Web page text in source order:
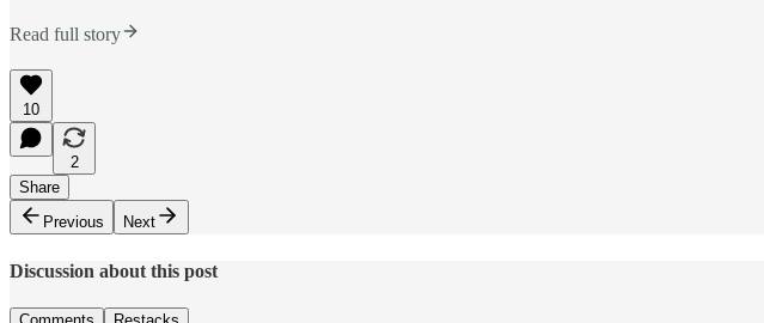
Read full story
10
2
Share
Previous
Next
Discussion about this post